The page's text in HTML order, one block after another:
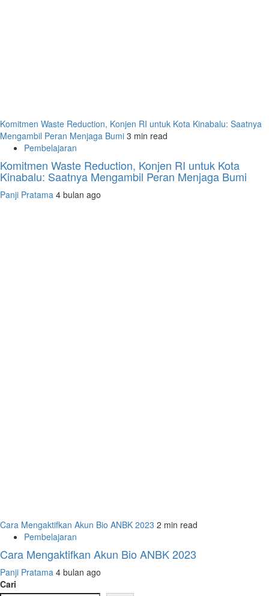
Komitmen Waste Reduction, Konjen RI untuk Kota Kinabalu: Saatnya
Mengambil Peran Menjaga Bumi 3 min read
Pembelajaran
Komitmen Waste Reduction, Konjen RI untuk Kota
Kinabalu: Saatnya Mengambil Peran Menjaga Bumi
Panji Pratama 4 bulan ago
Cara Mengaktifkan Akun Bio ANBK 2023 2 min read
Pembelajaran
Cara Mengaktifkan Akun Bio ANBK 2023
Panji Pratama 4 bulan ago
Cari